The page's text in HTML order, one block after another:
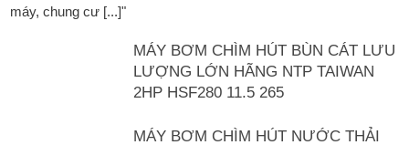
máy, chung cư [...]"
MÁY BƠM CHÌM HÚT BÙN CÁT LƯU
LƯỢNG LỚN HÃNG NTP TAIWAN
2HP HSF280 11.5 265
MÁY BƠM CHÌM HÚT NƯỚC THẢI